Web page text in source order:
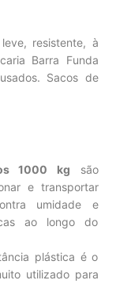
resistente, à
Barra Funda
Sacos de
1000 kg são
e transportar
umidade e
ao longo do
plástica é o
utilizado para